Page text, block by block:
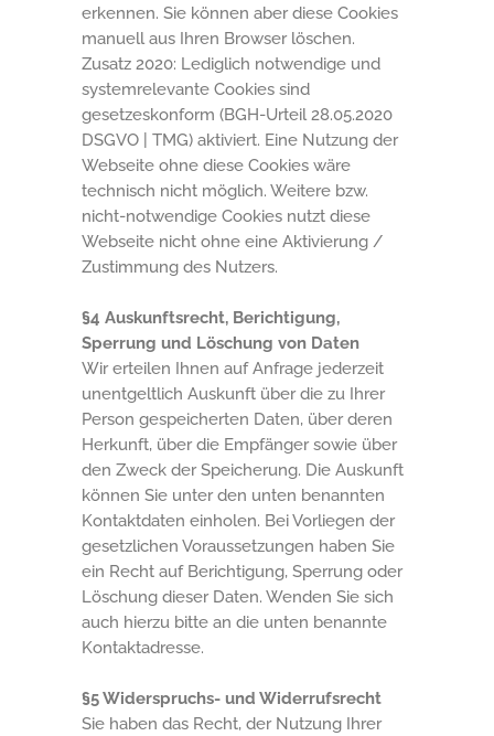
erkennen. Sie können aber diese Cookies
manuell aus Ihren Browser löschen.
Zusatz 2020: Lediglich notwendige und
systemrelevante Cookies sind
gesetzeskonform (BGH-Urteil 28.05.2020
DSGVO | TMG) aktiviert. Eine Nutzung der
Webseite ohne diese Cookies wäre
technisch nicht möglich. Weitere bzw.
nicht-notwendige Cookies nutzt diese
Webseite nicht ohne eine Aktivierung /
Zustimmung des Nutzers.
§4 Auskunftsrecht, Berichtigung,
Sperrung und Löschung von Daten
Wir erteilen Ihnen auf Anfrage jederzeit
unentgeltlich Auskunft über die zu Ihrer
Person gespeicherten Daten, über deren
Herkunft, über die Empfänger sowie über
den Zweck der Speicherung. Die Auskunft
können Sie unter den unten benannten
Kontaktdaten einholen. Bei Vorliegen der
gesetzlichen Voraussetzungen haben Sie
ein Recht auf Berichtigung, Sperrung oder
Löschung dieser Daten. Wenden Sie sich
auch hierzu bitte an die unten benannte
Kontaktadresse.
§5 Widerspruchs- und Widerrufsrecht
Sie haben das Recht, der Nutzung Ihrer